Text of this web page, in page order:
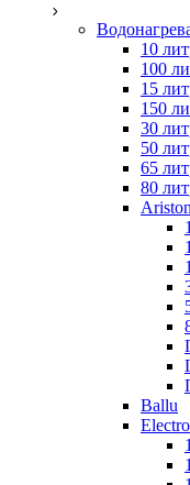
10
100
15
150
30
50
65
80
Ariston
Ballu